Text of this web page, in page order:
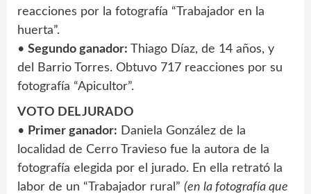
reacciones por la fotografía “Trabajador en la
huerta”.
• Segundo ganador: Thiago Díaz, de 14 años, y
del Barrio Torres. Obtuvo 717 reacciones por su
fotografía “Apicultor”.
VOTO DEL JURADO
• Primer ganador: Daniela González de la
localidad de Cerro Travieso fue la autora de la
fotografía elegida por el jurado. En ella retrató la
labor de un “Trabajador rural” (en la fotografía que